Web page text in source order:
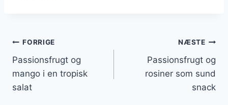
Indlægsnavigation
FORRIGE
Passionsfrugt og
mango i en tropisk
salat
NÆSTE
Passionsfrugt og
rosiner som sund
snack